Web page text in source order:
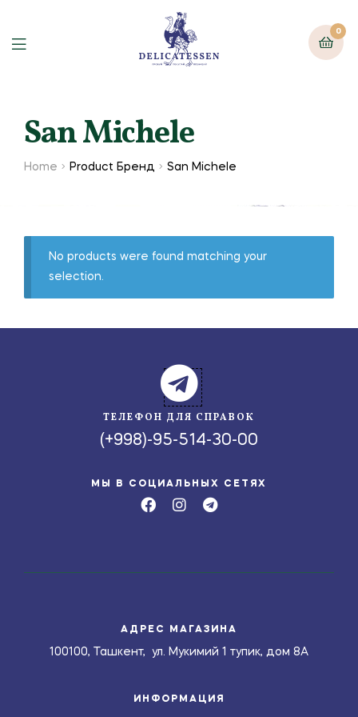
0
San Michele
Home Product Бренд San Michele
No products were found matching your
selection.
ТЕЛЕФОН ДЛЯ СПРАВОК
(+998)-95-514-30-00
МЫ В СОЦИАЛЬНЫХ СЕТЯХ
АДРЕС МАГАЗИНА
100100, Ташкент, ул. Мукимий 1 тупик, дом 8А
ИНФОРМАЦИЯ